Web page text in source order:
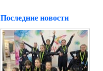
Последние новости